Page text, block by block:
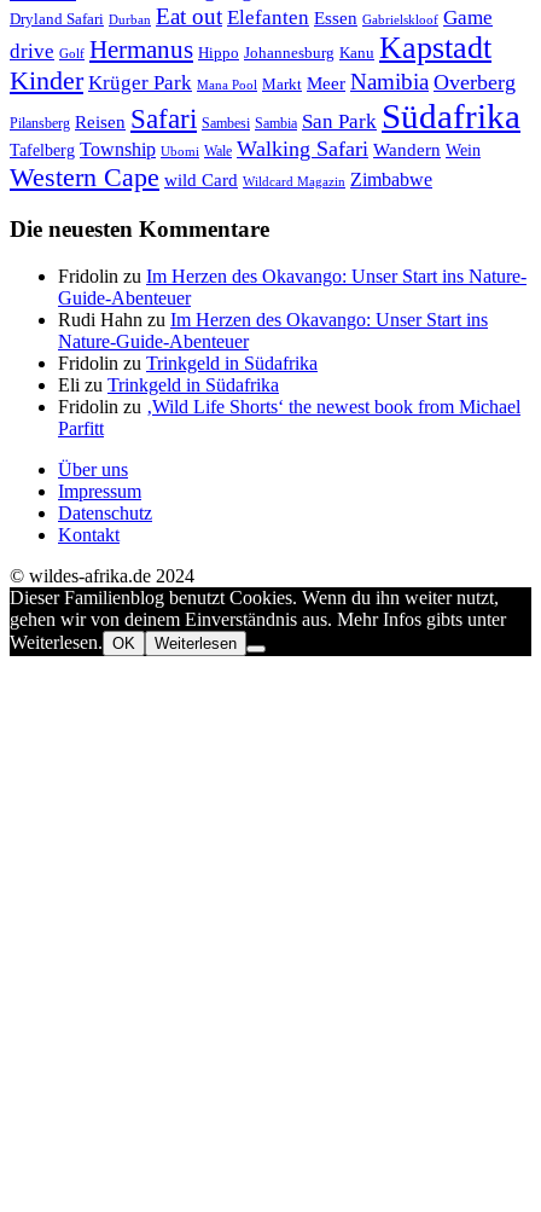
Dryland Safari Durban Eat out Elefanten Essen Gabrielskloof Game
drive Golf Hermanus Hippo Johannesburg Kanu Kapstadt
Kinder Krüger Park Mana Pool Markt Meer Namibia Overberg
Pilansberg Reisen Safari Sambesi Sambia San Park Südafrika
Tafelberg Township Ubomi Wale Walking Safari Wandern Wein
Western Cape wild Card Wildcard Magazin Zimbabwe
Die neuesten Kommentare
Fridolin zu Im Herzen des Okavango: Unser Start ins Nature-
Guide-Abenteuer
Rudi Hahn zu Im Herzen des Okavango: Unser Start ins
Nature-Guide-Abenteuer
Fridolin zu Trinkgeld in Südafrika
Eli zu Trinkgeld in Südafrika
Fridolin zu ‚Wild Life Shorts‘ the newest book from Michael
Parfitt
Über uns
Impressum
Datenschutz
Kontakt
© wildes-afrika.de 2024
Dieser Familienblog benutzt Cookies. Wenn du ihn weiter nutzt,
gehen wir von deinem Einverständnis aus. Mehr Infos gibts unter
Weiterlesen. OK Weiterlesen